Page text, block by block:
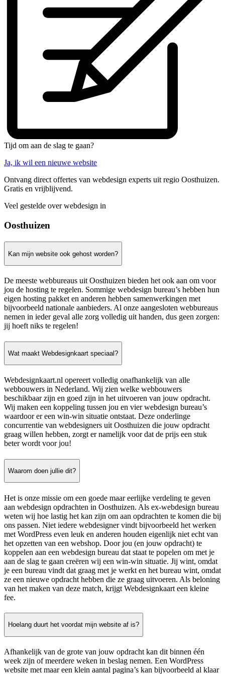
Tijd om aan de slag te gaan?
Ja, ik wil een nieuwe website
Ontvang direct offertes van webdesign experts uit regio Oosthuizen.
Gratis en vrijblijvend.
Veel gestelde over webdesign in
Oosthuizen
Kan mijn website ook gehost worden?
De meeste webbureaus uit Oosthuizen bieden het ook aan om voor
jou de hosting te regelen. Sommige webdesign bureau’s hebben hun
eigen hosting pakket en anderen hebben samenwerkingen met
bijvoorbeeld nationale aanbieders. Al onze aangesloten webbureaus
nemen in ieder geval alle zorg volledig uit handen, dus geen zorgen:
jij hoeft niks te regelen!
Wat maakt Webdesignkaart speciaal?
Webdesignkaart.nl opereert volledig onafhankelijk van alle
webbouwers in Nederland. Wij zien welke webbouwers
beschikbaar zijn en goed zijn in het uitvoeren van jouw opdracht.
Wij maken een koppeling tussen jou en vier webdesign bureau’s
waardoor er een win-win situatie ontstaat. Deze onderlinge
concurrentie van webdesigners uit Oosthuizen die jouw opdracht
graag willen hebben, zorgt er namelijk voor dat de prijs een stuk
beter wordt voor jou!
Waarom doen jullie dit?
Het is onze missie om een goede maar eerlijke verdeling te geven
aan webdesign opdrachten in Oosthuizen. Als ex-webdesign bureau
weten wij hoe lastig het kan zijn om aan opdrachten te komen die bij
ons passen. Niet iedere webdesigner vindt bijvoorbeeld het werken
met WordPress even leuk en anderen houden eigenlijk niet echt van
het opzetten van een webshop. Door jou (en jouw opdracht) te
koppelen aan een webdesign bureau dat staat te popelen om met je
aan de slag te gaan creëren wij een win-win situatie. Jij wint, omdat
je een bureau vindt dat graag met je werkt en het bureau wint, omdat
ze een nieuwe opdracht hebben die ze graag uitvoeren. Als beloning
van het maken van deze match, krijgt Webdesignkaart een kleine
fee.
Hoelang duurt het voordat mijn website af is?
Afhankelijk van de grote van jouw opdracht kan dit binnen één
week zijn of meerdere weken in beslag nemen. Een WordPress
website met maar een klein aantal pagina’s kan bijvoorbeeld al klaar